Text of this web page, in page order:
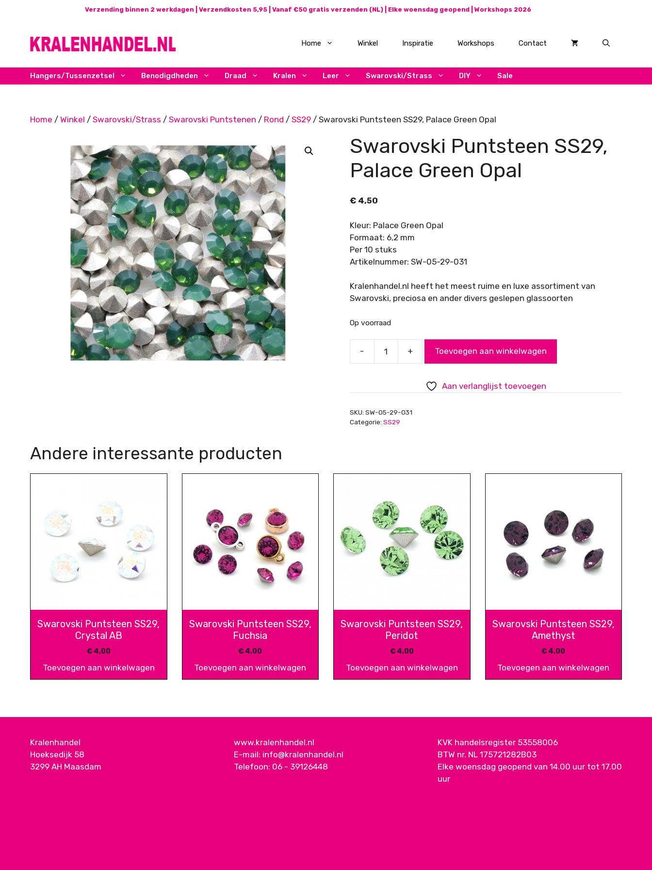
Verzending binnen 2 werkdagen | Verzendkosten 5,95 | Vanaf €50 gratis verzenden (NL) | Elke woensdag geopend | Workshops 2026
Home Winkel Inspiratie Workshops Contact
Hangers/Tussenzetsel Benodigdheden Draad Kralen Leer Swarovski/Strass DIY Sale
Home / Winkel / Swarovski/Strass / Swarovski Puntstenen / Rond / SS29 / Swarovski Puntsteen SS29, Palace Green Opal
Swarovski Puntsteen SS29,
Palace Green Opal
€4,50
Kleur: Palace Green Opal
Formaat: 6,2 mm
Per 10 stuks
Artikelnummer: SW-05-29-031
Kralenhandel.nl heeft het meest ruime en luxe assortiment van
Swarovski, preciosa en ander divers geslepen glassoorten
Op voorraad
-
Swarovski
Palace
Opal
+ Toevoegen aan winkelwagen
Aan verlanglijst toevoegen
SKU: SW-05-29-031
Categorie: SS29
Andere interessante producten
Swarovski Puntsteen SS29,
Crystal AB
€4,00
Toevoegen aan winkelwagen
Swarovski Puntsteen SS29,
Fuchsia
€ 4,00
Toevoegen aan winkelwagen
Swarovski Puntsteen SS29,
Peridot
€4,00
Toevoegen aan winkelwagen
Swarovski Puntsteen SS29,
Amethyst
€ 4,00
Toevoegen aan winkelwagen
Kralenhandel
Hoeksedijk 58
3299 AH Maasdam
www.kralenhandel.nl
E-mail: info@kralenhandel.nl
Telefoon: 06 - 39126448
KVK handelsregister 53558006
BTW nr. NL 175721282B03
Elke woensdag geopend van 14.00 uur tot 17.00
uur